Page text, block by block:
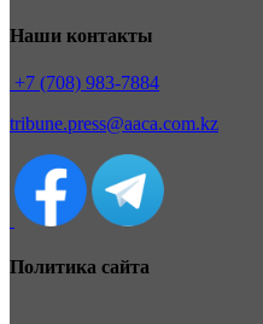
Наши контакты
+7 (708) 983-7884
tribune.press@aaca.com.kz
Политика сайта